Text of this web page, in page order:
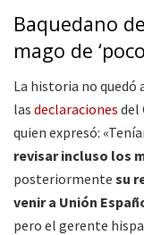
Baquedano
mago de
La historia no
las declaraciones del
quien expresó:
revisar incluso los
posteriormente su
venir a Unión
pero el gerente